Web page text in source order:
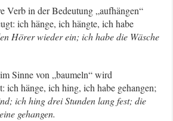
Verb in der Bedeutung „aufhängen“
ich hänge, ich hängte, ich habe
Hörer wieder ein; ich habe die Wäsche
Sinne von „baumeln“ wird
ich hänge, ich hing, ich habe gehangen;
ich hing drei Stunden lang fest; die
gehangen.